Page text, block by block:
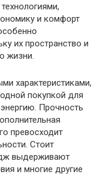
и комфорт
их пространство и
жизни.
характеристиками,
покупкой для
Прочность
превосходит
Стоит
выдерживают
и многие другие